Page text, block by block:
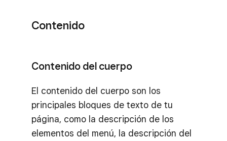
Contenido
Contenido del cuerpo
El contenido del cuerpo son los
principales bloques de texto de tu
página, como la descripción de los
elementos del menú, la descripción del